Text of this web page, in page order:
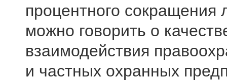
процентного
можно говорить о
взаимодействия
и частных охранных